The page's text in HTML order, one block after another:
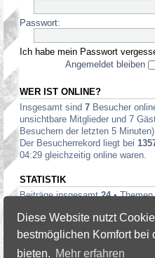
Diese Website nutzt
bestmöglichen Komfort bei
bieten. Mehr erfahren
Passwort:
Ich habe mein Passwort
Angemeldet bleiben
WER IST ONLINE?
Insgesamt sind 7 Besucher
unsichtbare Mitglieder und 7
Besuchern der letzten 5 Minuten)
Der Besucherrekord liegt bei
04:29 gleichzeitig online waren.
STATISTIK
Beiträge insgesamt24•
DANKSAGUNGEN TOPLISTE
Tminus10(3), David